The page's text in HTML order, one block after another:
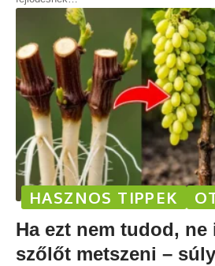
HASZNOS TIPPEK
Ha ezt nem tudod, ne
szőlőt metszeni –